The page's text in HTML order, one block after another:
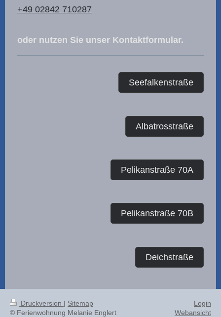
+49 02842 710287
oder nutzen Sie unser Kontaktformular.
Seefalkenstraße
Albatrosstraße
Pelikanstraße 70A
Pelikanstraße 70B
Deichstraße
Druckversion | Sitemap
© Ferienwohnung Melanie Englert
Login
Webansicht